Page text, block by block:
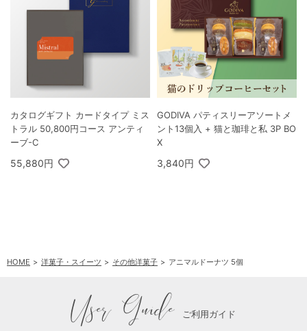
カタログギフト カードタイプ ミス
トラル 50,800円コース アンティ
ーブ-C
55,880円
GODIVA パティスリーアソートメ
ント13個入 + 猫と珈琲と私 3P BO
X
3,840円
HOME 洋菓子・スイーツ その他洋菓子 アニマルドーナツ 5個
User Guide ご利用ガイド